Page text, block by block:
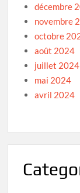
décembre
novembre
octobre
août 2024
juillet 2024
mai 2024
avril 2024